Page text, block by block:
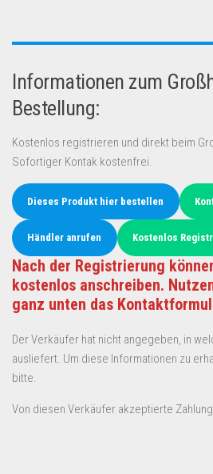
Informationen zum
Bestellung:
Kostenlos registrieren und direkt beim
Sofortiger Kontak kostenfrei.
Dieses Produkt hier bestellen
Händler anrufen Kostenlos
Nach der Registrierung
kostenlos anschreiben.
ganz unten das
Der Verkäufer hat nicht angegeben, in
ausliefert. Um diese Informationen zu
bitte.
Von diesen Verkäufer akzeptierte